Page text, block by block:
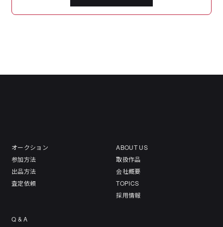
オークション
参加方法
出品方法
査定依頼
ABOUT US
取扱作品
会社概要
TOPICS
採用情報
Q & A